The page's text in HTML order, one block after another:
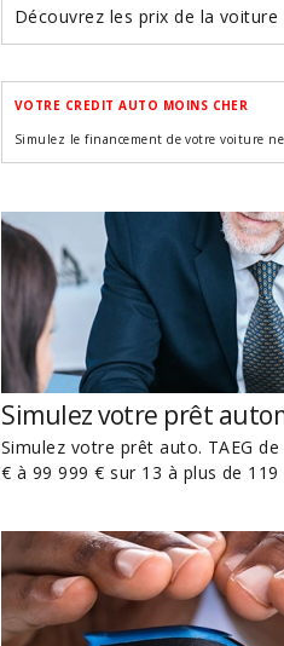
Découvrez les prix de la voiture
VOTRE CREDIT AUTO MOINS CHER
Simulez le financement de votre voiture
Simulez votre prêt
Simulez votre prêt auto. TAEG
€ à 99 999 € sur 13 à plus de 119